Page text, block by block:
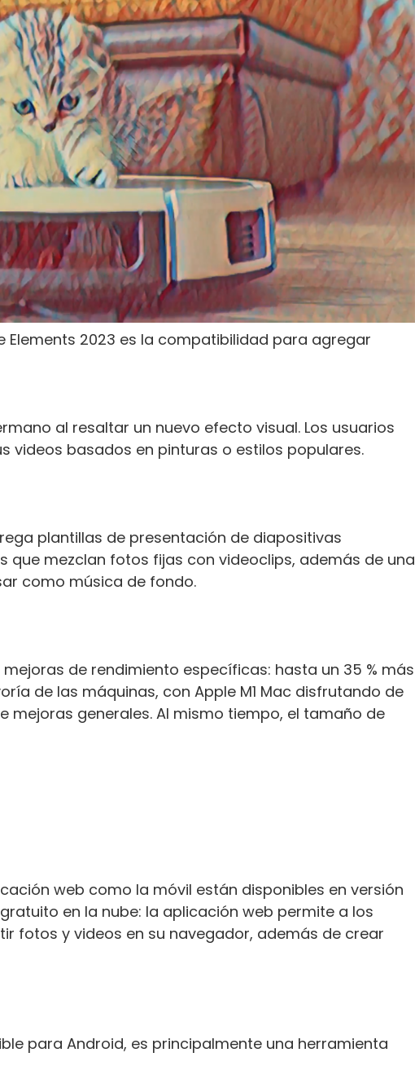
Elements 2023 es la compatibilidad para agregar
al resaltar un nuevo efecto visual. Los usuarios
videos basados ​​en pinturas o estilos populares.
plantillas de presentación de diapositivas
mezclan fotos fijas con videoclips, además de una
como música de fondo.
de rendimiento específicas: hasta un 35 % más
de las máquinas, con Apple M1 Mac disfrutando de
mejoras generales. Al mismo tiempo, el tamaño de
web como la móvil están disponibles en versión
en la nube: la aplicación web permite a los
fotos y videos en su navegador, además de crear
para Android, es principalmente una herramienta